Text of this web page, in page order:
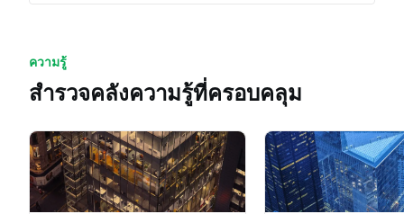
ความรู้
สำรวจคลังความรู้ที่ครอบคลุม